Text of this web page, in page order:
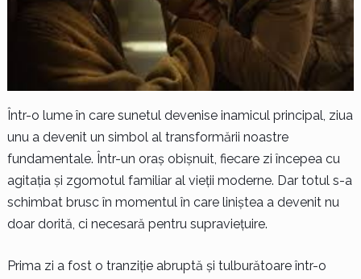
Într-o lume în care sunetul devenise inamicul principal, ziua
unu a devenit un simbol al transformării noastre
fundamentale. Într-un oraș obișnuit, fiecare zi începea cu
agitația și zgomotul familiar al vieții moderne. Dar totul s-a
schimbat brusc în momentul în care liniștea a devenit nu
doar dorită, ci necesară pentru supraviețuire.
Prima zi a fost o tranziție abruptă și tulburătoare într-o